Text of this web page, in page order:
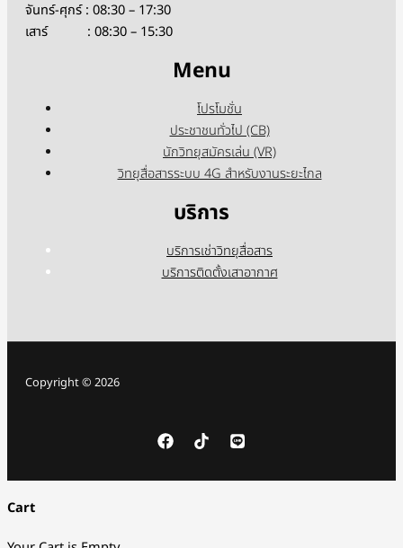
จันทร์-ศุกร์ : 08:30 – 17:30
เสาร์ : 08:30 – 15:30
Menu
โปรโมชั่น
ประชาชนทั่วไป (CB)
นักวิทยุสมัครเล่น (VR)
วิทยุสื่อสารระบบ 4G สำหรับงานระยะไกล
บริการ
บริการเช่าวิทยุสื่อสาร
บริการติดตั้งเสาอากาศ
Copyright © 2026
Cart